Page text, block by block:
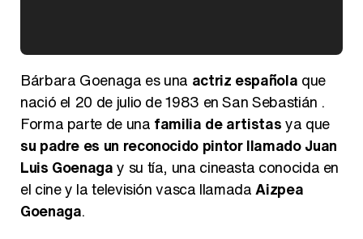
Bárbara Goenaga es una actriz española que
nació el 20 de julio de 1983 en San Sebastián .
Forma parte de una familia de artistasya que
su padre es un reconocido pintor llamado Juan
Luis Goenagay su tía, una cineasta conocida en
el cine y la televisión vasca llamadaAizpea
Goenaga.